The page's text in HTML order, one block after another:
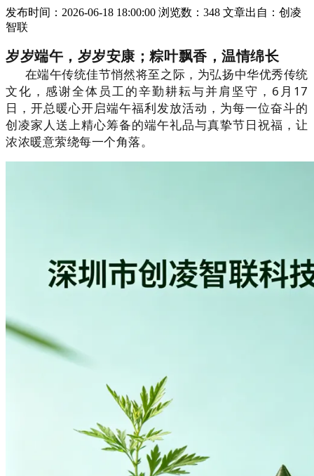
发布时间：2026-06-18 18:00:00 浏览数：348 文章出自：创凌
智联
岁岁端午，岁岁安康；粽叶飘香，温情绵长
在端午传统佳节悄然将至之际，为弘扬中华优秀传统
文化，感谢全体员工的辛勤耕耘与并肩坚守，6月17
日，开总暖心开启端午福利发放活动，为每一位奋斗的
创凌家人送上精心筹备的端午礼品与真挚节日祝福，让
浓浓暖意萦绕每一个角落。